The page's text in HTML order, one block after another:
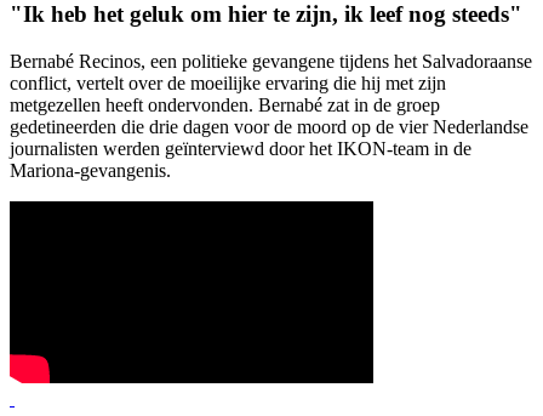
"Ik heb het geluk om hier te zijn, ik leef nog steeds"
Bernabé Recinos, een politieke gevangene tijdens het Salvadoraanse
conflict, vertelt over de moeilijke ervaring die hij met zijn
metgezellen heeft ondervonden. Bernabé zat in de groep
gedetineerden die drie dagen voor de moord op de vier Nederlandse
journalisten werden geïnterviewd door het IKON-team in de
Mariona-gevangenis.